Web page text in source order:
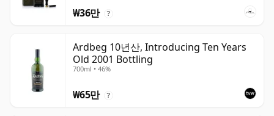
₩36만 ?
Ardbeg 10년산, Introducing Ten Years
Old 2001 Bottling
700ml • 46%
₩65만 ?